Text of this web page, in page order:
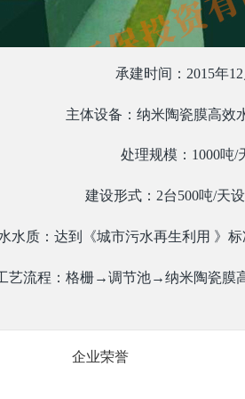
承建时间：2015年12
主体设备：纳米陶瓷膜高效
处理规模：1000吨/
建设形式：2台500吨/天
水质：达到《城市污水再生利用 》标
艺流程：格栅→调节池→纳米陶瓷膜
企业荣誉